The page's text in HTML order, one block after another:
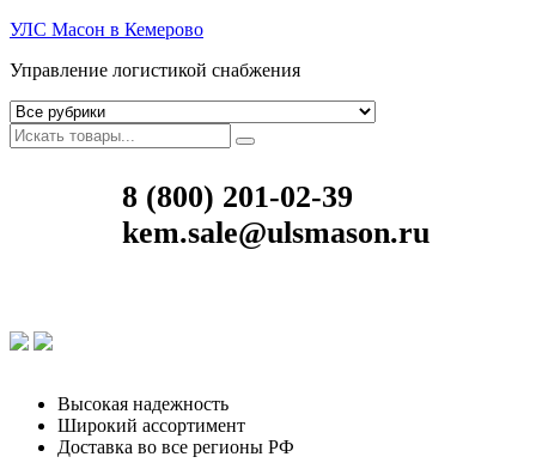
УЛС Масон в Кемерово
Управление логистикой снабжения
8 (800) 201-02-39
kem.sale@ulsmason.ru
Высокая надежность
Широкий ассортимент
Доставка во все регионы РФ